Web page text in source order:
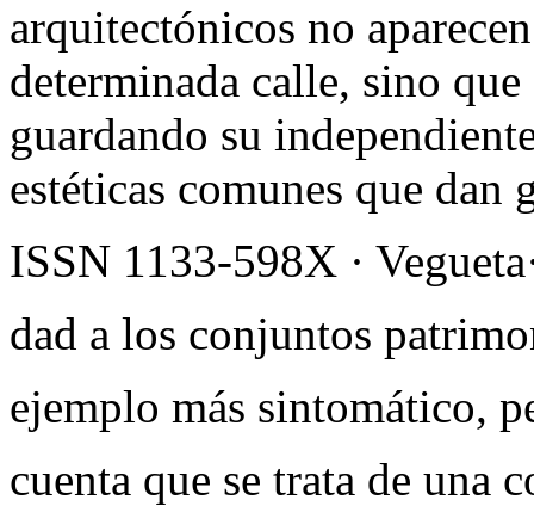
arquitectónicos no
determinada calle, sino
guardando su
estéticas comunes que dan
ISSN 1133-598X ·
dad a los conjuntos
ejemplo más sintomático,
cuenta que se trata de una